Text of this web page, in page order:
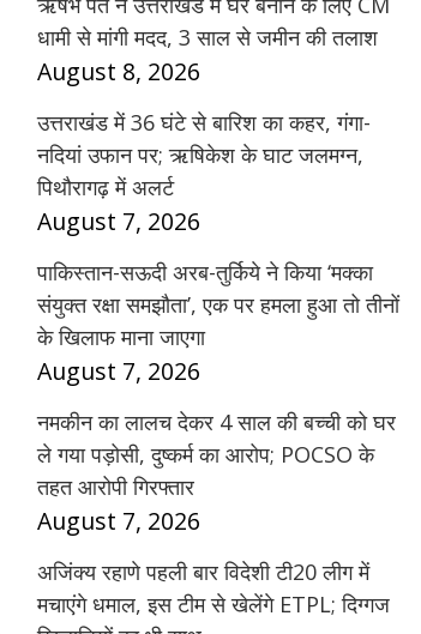
धामी से मांगी मदद, 3 साल से जमीन की तलाश
August 8, 2026
उत्तराखंड में 36 घंटे से बारिश का कहर, गंगा-
नदियां उफान पर; ऋषिकेश के घाट जलमग्न,
पिथौरागढ़ में अलर्ट
August 7, 2026
पाकिस्तान-सऊदी अरब-तुर्किये ने किया ‘मक्का
संयुक्त रक्षा समझौता’, एक पर हमला हुआ तो तीनों
के खिलाफ माना जाएगा
August 7, 2026
नमकीन का लालच देकर 4 साल की बच्ची को घर
ले गया पड़ोसी, दुष्कर्म का आरोप; POCSO के
तहत आरोपी गिरफ्तार
August 7, 2026
अजिंक्य रहाणे पहली बार विदेशी टी20 लीग में
मचाएंगे धमाल, इस टीम से खेलेंगे ETPL; दिग्गज